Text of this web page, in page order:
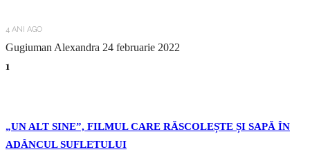
4 ANI AGO
Gugiuman Alexandra 24 februarie 2022
1
„UN ALT SINE”, FILMUL CARE RĂSCOLEȘTE ȘI SAPĂ ÎN
ADÂNCUL SUFLETULUI